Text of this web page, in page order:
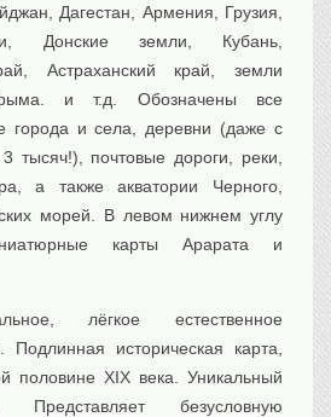
Дагестан, Армения, Грузия,
Донские земли, Кубань,
Астраханский край, земли
и т.д. Обозначены все
города и села, деревни (даже с
тысяч!), почтовые дороги, реки,
а также акватории Черного,
морей. В левом нижнем углу
карты Арарата и
лёгкое естественное
Подлинная историческая карта,
половине XIX века. Уникальный
Представляет безусловную